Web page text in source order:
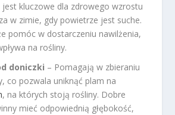
jest kluczowe dla zdrowego wzrostu
w zimie, gdy powietrze jest suche.
pomóc w dostarczeniu nawilżenia,
na rośliny.
doniczki – Pomagają w zbieraniu
co pozwala uniknąć plam na
, na których stoją rośliny. Dobre
mieć odpowiednią głębokość,